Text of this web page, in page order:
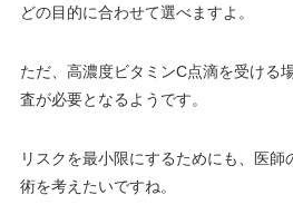
どの目的に合わせて選べますよ。
ただ、高濃度ビタミンC点滴を受ける
査が必要となるようです。
リスクを最小限にするためにも、医
術を考えたいですね。